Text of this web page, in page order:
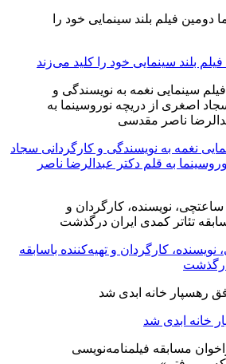
بلند سینمایی خود را کلید می‌زند
نغمه به نویسندگی و کارگردانی سجاد
به قلم دکتر عبدالرضا ناصر
کارگردان و تهیه‌کننده باسابقه
درگذشت
خانه ابدی شد